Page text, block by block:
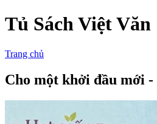
Tủ Sách Việt Văn
Trang chủ
Cho một khởi đầu mới -